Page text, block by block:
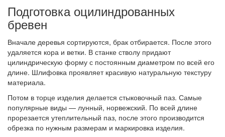
Подготовка оцилиндрованных
бревен
Вначале деревья сортируются, брак отбирается. После этого
удаляется кора и ветки. В станке стволу придают
цилиндрическую форму с постоянным диаметром по всей его
длине. Шлифовка проявляет красивую натуральную текстуру
материала.
Потом в торце изделия делается стыковочный паз. Самые
популярные виды — лунный, норвежский. По всей длине
прорезается утеплительный паз, после этого производится
обрезка по нужным размерам и маркировка изделия.